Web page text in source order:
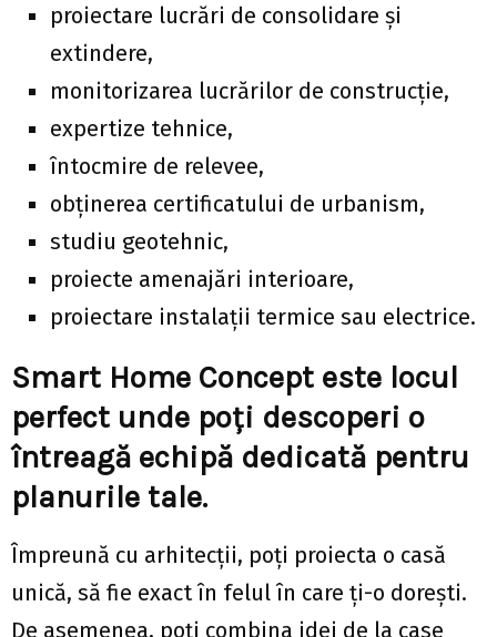
proiectare lucrări de consolidare și
extindere,
monitorizarea lucrărilor de construcție,
expertize tehnice,
întocmire de relevee,
obținerea certificatului de urbanism,
studiu geotehnic,
proiecte amenajări interioare,
proiectare instalații termice sau electrice.
Smart Home Concept este locul
perfect unde poți descoperi o
întreagă echipă dedicată pentru
planurile tale.
Împreună cu arhitecții, poți proiecta o casă
unică, să fie exact în felul în care ți-o dorești.
De asemenea, poți combina idei de la case